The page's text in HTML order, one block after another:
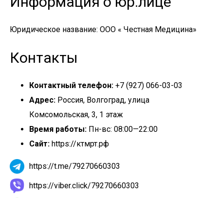
Юридическое название: ООО « Честная Медицина»
Контакты
Контактный телефон: +7 (927) 066-03-03
Адрес: Россия, Волгоград, улица
Комсомольская, 3, 1 этаж
Время работы: Пн-вс: 08:00—22:00
Сайт: https://ктмрт.рф
https://t.me/79270660303
https://viber.click/79270660303